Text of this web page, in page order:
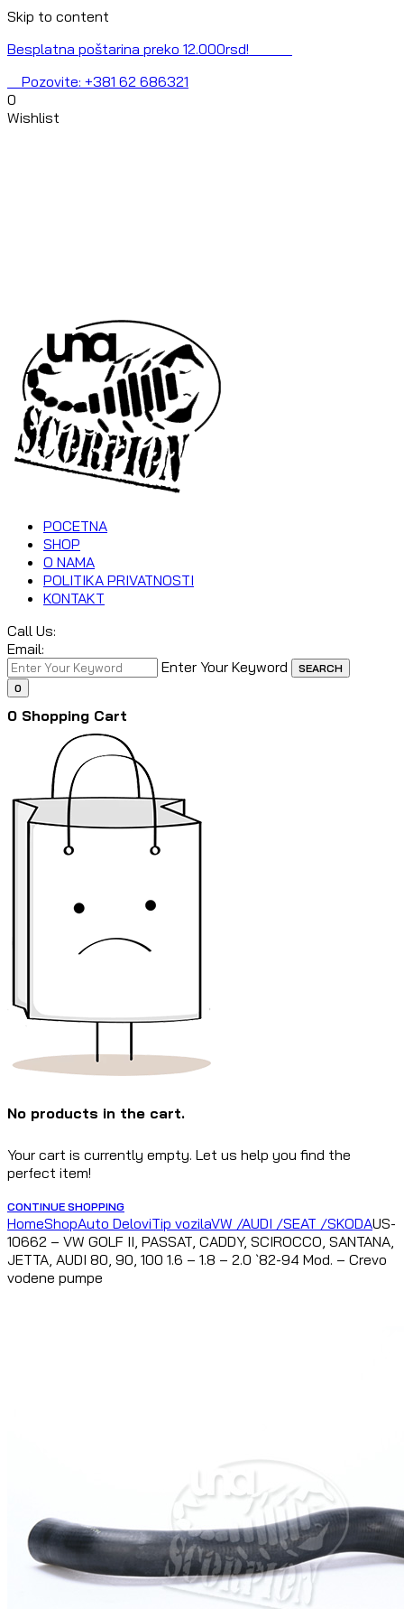
Skip to content
Besplatna poštarina preko 12.000rsd!
Pozovite: +381 62 686321
0
Wishlist
POCETNA
SHOP
O NAMA
POLITIKA PRIVATNOSTI
KONTAKT
Call Us:
Email:
Enter Your Keyword
SEARCH
0
0 Shopping Cart
No products in the cart.
Your cart is currently empty. Let us help you find the
perfect item!
CONTINUE SHOPPING
HomeShopAuto DeloviTip vozilaVW /AUDI /SEAT /SKODAUS-
10662 – VW GOLF II, PASSAT, CADDY, SCIROCCO, SANTANA,
JETTA, AUDI 80, 90, 100 1.6 – 1.8 – 2.0 `82-94 Mod. – Crevo
vodene pumpe